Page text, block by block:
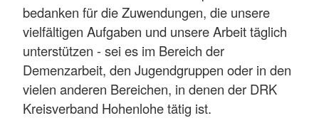
bedanken für die Zuwendungen, die unsere
vielfältigen Aufgaben und unsere Arbeit täglich
unterstützen - sei es im Bereich der
Demenzarbeit, den Jugendgruppen oder in den
vielen anderen Bereichen, in denen der DRK
Kreisverband Hohenlohe tätig ist.